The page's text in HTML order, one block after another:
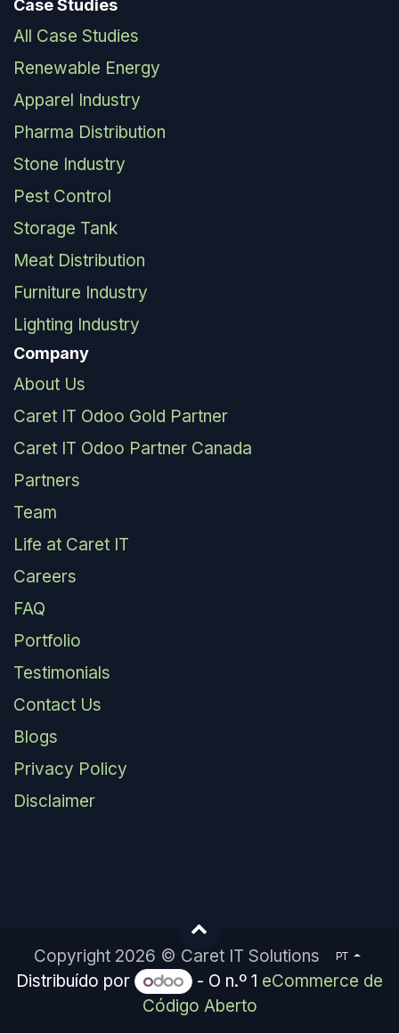
Case Studies
All Case Studies
Renewable Energy
Apparel Industry
Pharma Distribution
Stone Industry
Pest Control
Storage Tank
Meat Distribution
Furniture Industry
Lighting Industry
Company
About Us
Caret IT Odoo Gold Partner
Caret IT Odoo Partner Canada
Partners
Team
Life at Caret IT
Careers
FAQ
Portfolio
Testimonials
Contact Us
Blogs
Privacy Policy
Disclaimer
Copyright 2026 © Caret IT Solutions PT
Distribuído por - O n.º 1 eCommerce de
Código Aberto